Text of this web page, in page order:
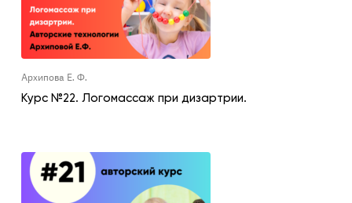
Архипова Е. Ф.
Курс №22. Логомассаж при дизартрии.